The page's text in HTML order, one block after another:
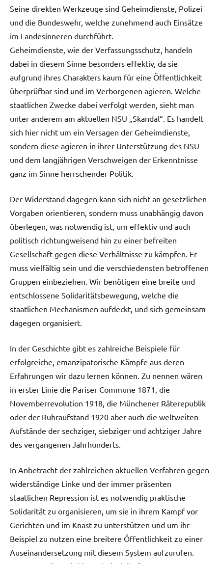
Seine direkten Werkzeuge sind Geheimdienste, Polizei
und die Bundeswehr, welche zunehmend auch Einsätze
im Landesinneren durchführt.
Geheimdienste, wie der Verfassungsschutz, handeln
dabei in diesem Sinne besonders effektiv, da sie
aufgrund ihres Charakters kaum für eine Öffentlichkeit
überprüfbar sind und im Verborgenen agieren. Welche
staatlichen Zwecke dabei verfolgt werden, sieht man
unter anderem am aktuellen NSU „Skandal“. Es handelt
sich hier nicht um ein Versagen der Geheimdienste,
sondern diese agieren in ihrer Unterstützung des NSU
und dem langjährigen Verschweigen der Erkenntnisse
ganz im Sinne herrschender Politik.
Der Widerstand dagegen kann sich nicht an gesetzlichen
Vorgaben orientieren, sondern muss unabhängig davon
überlegen, was notwendig ist, um effektiv und auch
politisch richtungweisend hin zu einer befreiten
Gesellschaft gegen diese Verhältnisse zu kämpfen. Er
muss vielfältig sein und die verschiedensten betroffenen
Gruppen einbeziehen. Wir benötigen eine breite und
entschlossene Solidaritätsbewegung, welche die
staatlichen Mechanismen aufdeckt, und sich gemeinsam
dagegen organisiert.
In der Geschichte gibt es zahlreiche Beispiele für
erfolgreiche, emanzipatorische Kämpfe aus deren
Erfahrungen wir dazu lernen können. Zu nennen wären
in erster Linie die Pariser Commune 1871, die
Novemberrevolution 1918, die Münchener Räterepublik
oder der Ruhraufstand 1920 aber auch die weltweiten
Aufstände der sechziger, siebziger und achtziger Jahre
des vergangenen Jahrhunderts.
In Anbetracht der zahlreichen aktuellen Verfahren gegen
widerständige Linke und der immer präsenten
staatlichen Repression ist es notwendig praktische
Solidarität zu organisieren, um sie in ihrem Kampf vor
Gerichten und im Knast zu unterstützen und um ihr
Beispiel zu nutzen eine breitere Öffentlichkeit zu einer
Auseinandersetzung mit diesem System aufzurufen.